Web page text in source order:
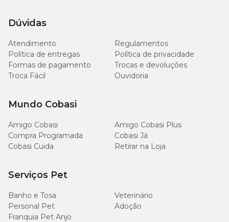
Dúvidas
Atendimento
Regulamentos
Política de entregas
Política de privacidade
Formas de pagamento
Trocas e devoluções
Troca Fácil
Ouvidoria
Mundo Cobasi
Amigo Cobasi
Amigo Cobasi Plus
Compra Programada
Cobasi Já
Cobasi Cuida
Retirar na Loja
Serviços Pet
Banho e Tosa
Veterinário
Personal Pet
Adoção
Franquia Pet Anjo